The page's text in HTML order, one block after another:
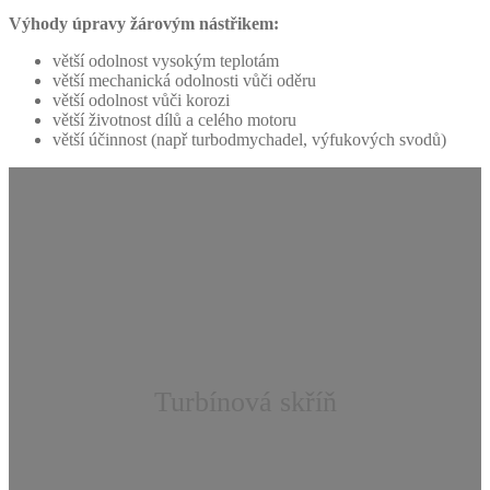
Výhody úpravy žárovým nástřikem:
větší odolnost vysokým teplotám
větší mechanická odolnosti vůči oděru
větší odolnost vůči korozi
větší životnost dílů a celého motoru
větší účinnost (např turbodmychadel, výfukových svodů)